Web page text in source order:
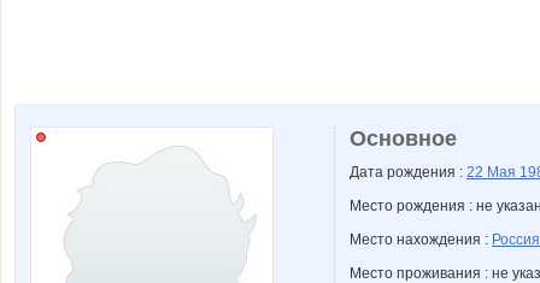
Основное
Дата рождения : 22 Мая
Место рождения : не
Место нахождения : Россия
Место проживания : не